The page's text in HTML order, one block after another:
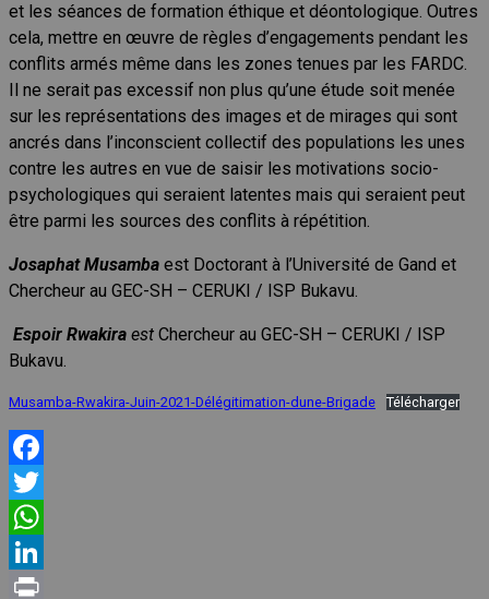
et les séances de formation éthique et déontologique. Outres
cela, mettre en œuvre de règles d’engagements pendant les
conflits armés même dans les zones tenues par les FARDC.
Il ne serait pas excessif non plus qu’une étude soit menée
sur les représentations des images et de mirages qui sont
ancrés dans l’inconscient collectif des populations les unes
contre les autres en vue de saisir les motivations socio-
psychologiques qui seraient latentes mais qui seraient peut
être parmi les sources des conflits à répétition.
Josaphat Musamba est Doctorant à l’Université de Gand et
Chercheur au GEC-SH – CERUKI / ISP Bukavu.
Espoir Rwakira est Chercheur au GEC-SH – CERUKI / ISP
Bukavu.
Musamba-Rwakira-Juin-2021-Délégitimation-dune-Brigade Télécharger
Facebook
Twitter
WhatsApp
LinkedIn